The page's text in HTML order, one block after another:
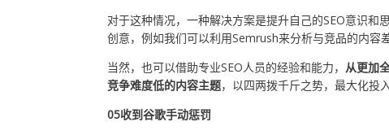
对于这种情况，一种解决方案是提升自己的SEO意识和思
创意，例如我们可以利用Semrush来分析与竞品的内容差
当然，也可以借助专业SEO人员的经验和能力， 从更加
竞争难度低的内容主题，以四两拨千斤之势，最大化投
05收到谷歌手动惩罚